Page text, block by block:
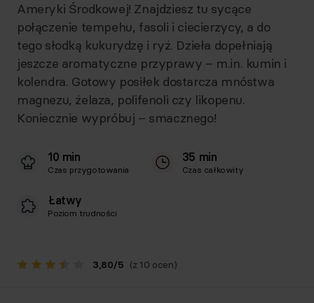
Ameryki Środkowej! Znajdziesz tu sycące
połączenie tempehu, fasoli i ciecierzycy, a do
tego słodką kukurydzę i ryż. Dzieła dopełniają
jeszcze aromatyczne przyprawy – m.in. kumin i
kolendra. Gotowy posiłek dostarcza mnóstwa
magnezu, żelaza, polifenoli czy likopenu.
Koniecznie wypróbuj – smacznego!
10 min
Czas przygotowania
35 min
Czas całkowity
Łatwy
Poziom trudności
3,80/5 (z 10 ocen)